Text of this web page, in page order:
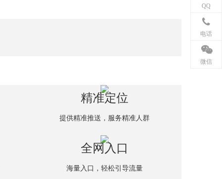
精准定位
提供精准推送，服务精准人群
全网入口
海量入口，轻松引导流量
QQ
电话
微信